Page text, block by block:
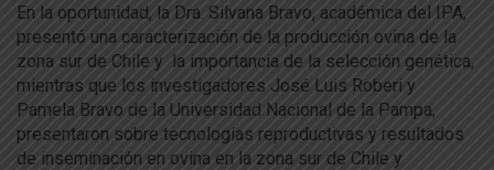
En la oportunidad, la Dra. Silvana Bravo, académica del IPA,
presentó una caracterización de la producción ovina de la
zona sur de Chile y la importancia de la selección genética,
mientras que los investigadores José Luis Roberi y
Pamela Bravo de la Universidad Nacional de la Pampa,
presentaron sobre tecnologías reproductivas y resultados
de inseminación en ovina en la zona sur de Chile y